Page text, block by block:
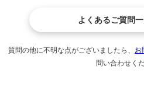
が出来るわけではありませ
よくあるご質問
質問の他に不明な点がございましたら、 お
問い合わせく